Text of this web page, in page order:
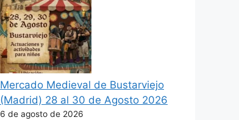
Mercado Medieval de Bustarviejo
(Madrid) 28 al 30 de Agosto 2026
6 de agosto de 2026